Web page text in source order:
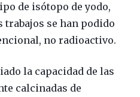
de isótopo de yodo,
trabajos se han podido
no radioactivo.
la capacidad de las
calcinadas de